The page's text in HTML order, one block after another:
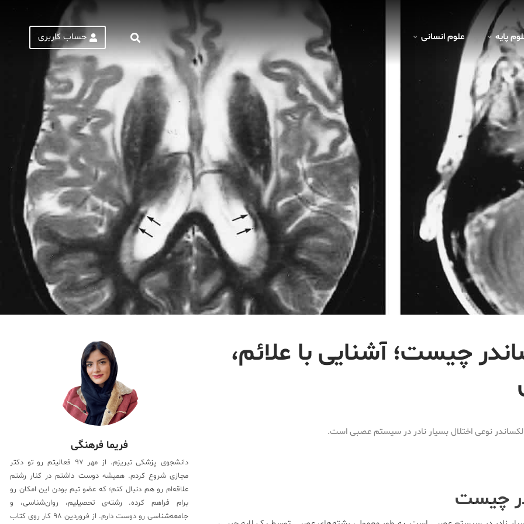
پايه علوم انسانی حساب کاربری
چیست؛ آشنایی با علائم،
نوعی اختلال بسیار نادر در سیستم عصبی است.
چیست
فریما فرهنگی
دانشجوی پزشکی تبریزم. از مهر ۹۷ فعالیتم رو تو دکتر
مجازی شروع کردم. همیشه دوست داشتم در کنار رشتم
علاقه‌ام رو هم دنبال کنم؛ که عضو تیم بودن این امکان رو
برام فراهم کرده. رشته‌ی تحصیلیم، روان‌شناسی، و
جامعه‌شناسی رو دوست دارم. از فروردین ۹۸ کار روی کتاب